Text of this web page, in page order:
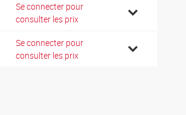
Se connecter pour
consulter les prix
Se connecter pour
consulter les prix